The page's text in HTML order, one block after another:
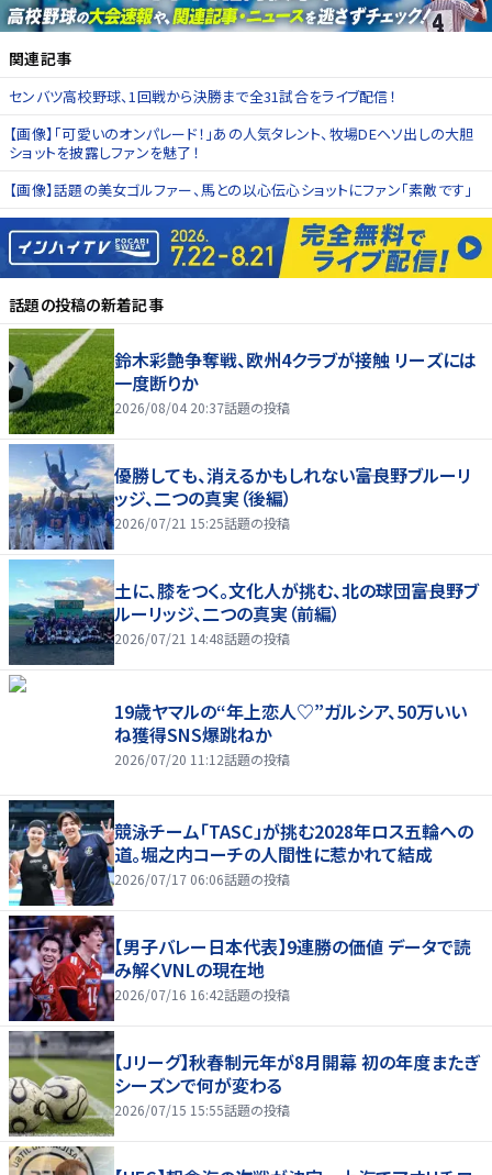
関連記事
センバツ高校野球、1回戦から決勝まで全31試合をライブ配信！
【画像】「可愛いのオンパレード！」あの人気タレント、牧場DEヘソ出しの大胆
ショットを披露しファンを魅了！
【画像】話題の美女ゴルファー、馬との以心伝心ショットにファン「素敵です」
話題の投稿の新着記事
鈴木彩艶争奪戦、欧州4クラブが接触 リーズには
一度断りか
2026/08/04 20:37話題の投稿
優勝しても、消えるかもしれない――富良野ブルーリ
ッジ、二つの真実（後編）
2026/07/21 15:25話題の投稿
土に、膝をつく。文化人が挑む、北の球団――富良野ブ
ルーリッジ、二つの真実（前編）
2026/07/21 14:48話題の投稿
19歳ヤマルの“年上恋人♡”ガルシア、50万いい
ね獲得SNS爆跳ねか
2026/07/20 11:12話題の投稿
競泳チーム「TASC」が挑む2028年ロス五輪への
道。堀之内コーチの人間性に惹かれて結成
2026/07/17 06:06話題の投稿
【男子バレー日本代表】9連勝の価値 データで読
み解くVNLの現在地
2026/07/16 16:42話題の投稿
【Jリーグ】秋春制元年が8月開幕 初の年度またぎ
シーズンで何が変わる
2026/07/15 15:55話題の投稿